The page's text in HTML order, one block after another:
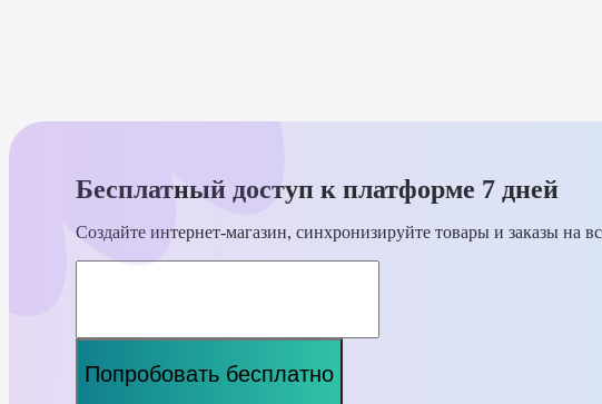
Бесплатный доступ к платформе 7 дней
Создайте интернет-магазин, синхронизируйте товары и заказы на
Попробовать бесплатно